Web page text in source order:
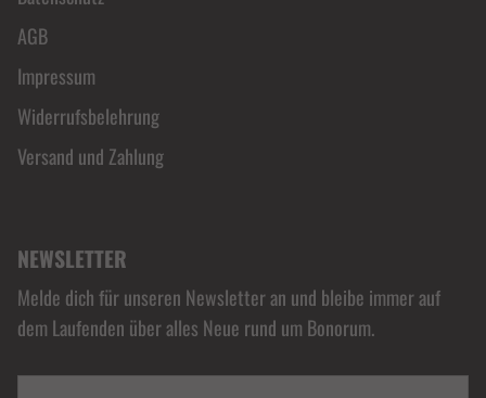
AGB
Impressum
Widerrufsbelehrung
Versand und Zahlung
NEWSLETTER
Melde dich für unseren Newsletter an und bleibe immer auf
dem Laufenden über alles Neue rund um Bonorum.